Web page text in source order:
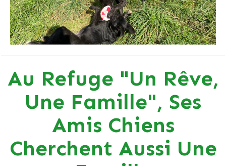
Au Refuge "Un Rêve,
Une Famille", Ses
Amis Chiens
Cherchent Aussi Une